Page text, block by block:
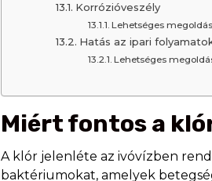
Korrózióveszély
Lehetséges
Hatás az ipari
Lehetséges
Miért fontos a
A klór jelenléte az ivóvízben
baktériumokat, amelyek